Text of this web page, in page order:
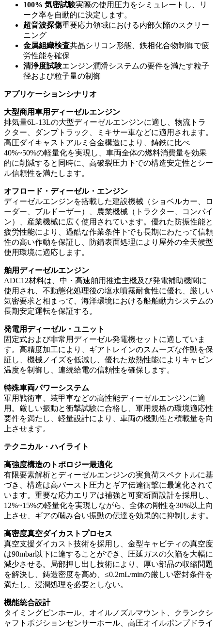
100% 気密試験実際の使用圧力をシミュレートし、リ
ーク率を自動的に決定します。
超音波探傷重要応力領域における内部欠陥のスクリー
ニング
金属組織検査共晶シリコン形態、鉄相化合物制御で疲
労性能を確保
清浄度試験エンジン潤滑システムの要件を満たす粒子
径および粒子量の制御
アプリケーションシナリオ
大型商用車用ディーゼルエンジン
排気量6L-13Lの大型ディーゼルエンジンに適し、物流トラ
クター、ダンプトラック、ミキサー車などに適用されます。
高圧ダイキャストアルミ合金構造により、鋳鉄に比べ
40%~50%の軽量化を実現し、車両全体の燃料消費量を効果
的に削減すると同時に、高破裂圧力下での構造安定性とシー
ル信頼性を満たします。
オフロード・ディーゼル・エンジン
ディーゼルエンジンを搭載した建設機械（ショベルカー、ロ
ーダー、ブルドーザー）、農業機械（トラクター、コンバイ
ン）、産業機械に広く使用されています。優れた防振性能と
疲労性能により、過酷な作業条件下でも長期にわたって信頼
性の高い作動を保証し、防錆表面処理により屋外の全天候型
使用環境に適応します。
舶用ディーゼルエンジン
ADC12材料は、中・高速舶用推進主機及び発電補助機関に
使用され、不動態化処理後の塩水噴霧耐食性に優れ、厳しい
気密要求と相まって、海洋環境における船舶動力システムの
長期安定運転を保証する。
発電用ディーゼル・ユニット
固定式および非常用ディーゼル発電機セットに適していま
す。高精度加工により、ギアトレインのスムーズな作動を保
証し、機械ノイズを低減し、優れた放熱性能によりキャビン
温度を制御し、連続給電の信頼性を確保します。
特殊車両パワーシステム
軍用戦術車、装甲車などの高性能ディーゼルエンジンに適
用。厳しい振動と衝撃試験に合格し、軍用規格の環境適応性
要件を満たし、軽量設計により、車両の機動性と積載量を向
上させます。
テクニカル・ハイライト
高強度構造のトポロジー最適化
有限要素解析とディーゼルエンジンの実負荷スペクトルに基
づき、構造は高バースト圧力とギア伝達衝撃に最適化されて
います。重要な応力エリアは補強と可変断面設計を採用し、
12%~15%の軽量化を実現しながら、全体の剛性を30%以上向
上させ、ギアの噛み合い振動の伝達を効果的に抑制します。
高密度真空ダイカストプロセス
真空支援ダイカスト技術を採用し、金型キャビティの真空度
は90mbar以下に達することができ、圧延ガスの欠陥を大幅に
減少させる。局部押し出し技術により、厚い部品の収縮問題
を解決し、鋳造密度を高め、≤0.2mL/minの厳しい密封条件を
満たし、浸潤処理を必要としない。
機能統合設計
タイミングピンホール、オイルノズルマウント、クランクシ
ャフトポジションセンサーホール、高圧オイルポンプドライ